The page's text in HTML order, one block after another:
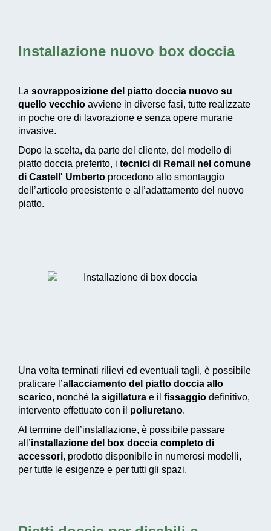
Installazione nuovo box doccia
La sovrapposizione del piatto doccia nuovo su
quello vecchio avviene in diverse fasi, tutte realizzate
in poche ore di lavorazione e senza opere murarie
invasive.
Dopo la scelta, da parte del cliente, del modello di
piatto doccia preferito, i tecnici di Remail nel comune
di Castell' Umberto procedono allo smontaggio
dell’articolo preesistente e all’adattamento del nuovo
piatto.
Una volta terminati rilievi ed eventuali tagli, è possibile
praticare l’allacciamento del piatto doccia allo
scarico, nonché la sigillatura e il fissaggio definitivo,
intervento effettuato con il poliuretano.
Al termine dell’installazione, è possibile passare
all’installazione del box doccia completo di
accessori, prodotto disponibile in numerosi modelli,
per tutte le esigenze e per tutti gli spazi.